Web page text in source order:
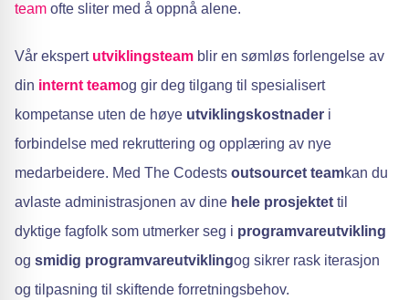
team ofte sliter med å oppnå alene.
Vår ekspert utviklingsteam blir en sømløs forlengelse av
din internt teamog gir deg tilgang til spesialisert
kompetanse uten de høye utviklingskostnader i
forbindelse med rekruttering og opplæring av nye
medarbeidere. Med The Codests outsourcet teamkan du
avlaste administrasjonen av dine hele prosjektet til
dyktige fagfolk som utmerker seg i programvareutvikling
og smidig programvareutviklingog sikrer rask iterasjon
og tilpasning til skiftende forretningsbehov.